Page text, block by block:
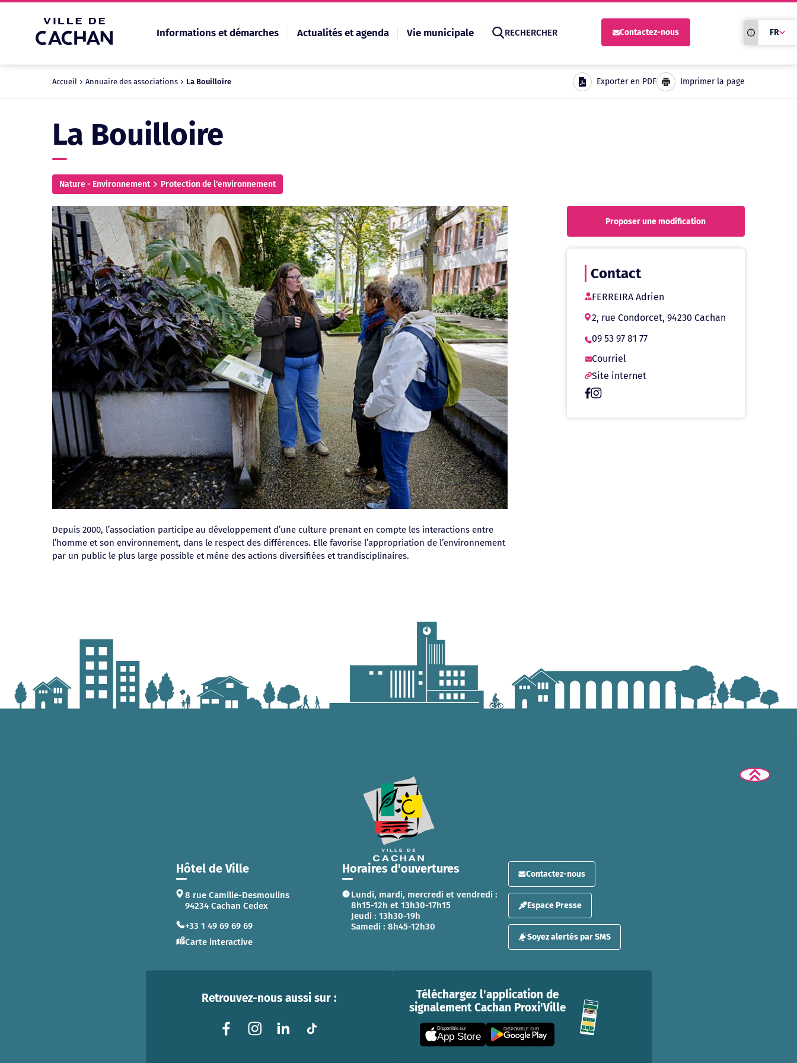
Informations et démarches Actualités et agenda Vie municipale RECHERCHER Contactez-nous
Recherche
Traduction
siteFR
Accueil Annuaire des associations La Bouilloire Exporter en PDF Imprimer la page
La Bouilloire
Nature - Environnement Protection de l'environnement
Depuis 2000, l’association participe au développement d’une culture prenant en compte les interactions entre
l’homme et son environnement, dans le respect des différences. Elle favorise l’appropriation de l’environnement
par un public le plus large possible et mène des actions diversifiées et trandisciplinaires.
Proposer une modification
Contact
FERREIRA Adrien
2, rue Condorcet, 94230 Cachan
09 53 97 81 77
Courriel
Site internet
Hôtel de Ville
8 rue Camille-Desmoulins
94234 Cachan Cedex
+33 1 49 69 69 69
Carte interactive
Horaires d'ouvertures
Lundi, mardi, mercredi et vendredi :
8h15-12h et 13h30-17h15
Jeudi : 13h30-19h
Samedi : 8h45-12h30
Contactez-nous
Espace Presse
Soyez alertés par SMS
Retrouvez-nous aussi sur :
Téléchargez l'application de
signalement Cachan Proxi'Ville
Disponible sur
App Store
DISPONIBLE SUR